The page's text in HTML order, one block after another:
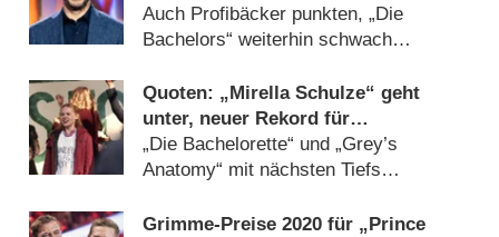
Film siegt beim Gesamtpublikum
Auch Profibäcker punkten, „Die
Bachelors“ weiterhin schwach
Quoten: „Mirella Schulze“ geht
unter, neuer Rekord für
„Realitystars“
„Die Bachelorette“ und „Grey’s
Anatomy“ mit nächsten Tiefs
Grimme-Preise 2020 für „Prince